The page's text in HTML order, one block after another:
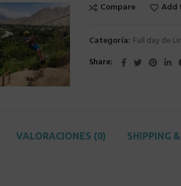
Compare Add
Categoría: Full day de
Share
VALORACIONES (0) SHIPPING